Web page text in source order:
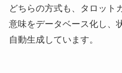
どちらの方式も、タロット
意味をデータベース化し、
自動生成しています。